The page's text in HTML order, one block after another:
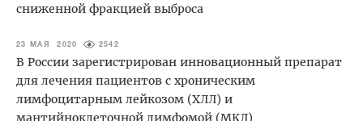
сниженной фракцией выброса
23 МАЯ 2020 2542
В России зарегистрирован инновационный препарат
для лечения пациентов с хроническим
лимфоцитарным лейкозом (ХЛЛ) и
мантийноклеточной лимфомой (МКЛ)